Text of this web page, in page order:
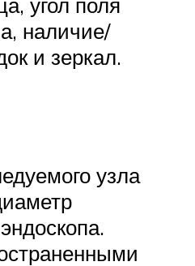
наличие/
и зеркал.
узла